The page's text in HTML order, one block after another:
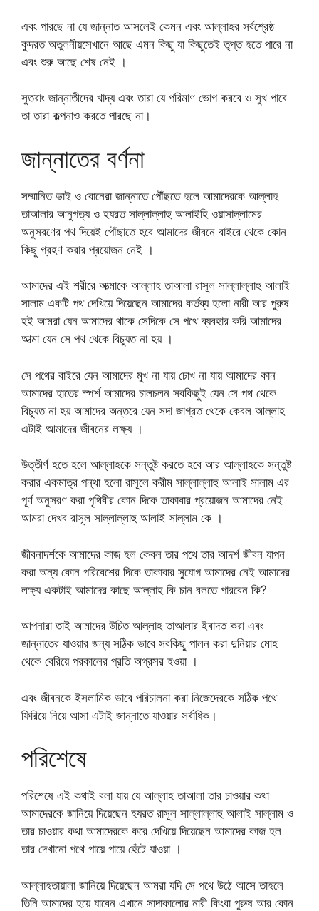
এবং পারছে না যে জান্নাত আসলেই কেমন এবং আল্লাহর সর্বশ্রেষ্ঠ
কুদরত অতুলনীয়সেখানে আছে এমন কিছু যা কিছুতেই তৃপ্ত হতে পারে না
এবং শুরু আছে শেষ নেই ।
সুতরাং জান্নাতীদের খাদ্য এবং তারা যে পরিমাণ ভোগ করবে ও সুখ পাবে
তা তারা কল্পনাও করতে পারছে না।
জান্নাতের বর্ণনা
সম্মানিত ভাই ও বোনেরা জান্নাতে পৌঁছতে হলে আমাদেরকে আল্লাহ
তাআলার আনুগত্য ও হযরত সাল্লাল্লাহু আলাইহি ওয়াসাল্লামের
অনুসরণের পথ দিয়েই পৌঁছাতে হবে আমাদের জীবনে বাইরে থেকে কোন
কিছু গ্রহণ করার প্রয়োজন নেই ।
আমাদের এই শরীরে আত্মাকে আল্লাহ তাআলা রাসূল সাল্লাল্লাহু আলাই
সালাম একটি পথ দেখিয়ে দিয়েছেন আমাদের কর্তব্য হলো নারী আর পুরুষ
হই আমরা যেন আমাদের থাকে সেদিকে সে পথে ব্যবহার করি আমাদের
আত্মা যেন সে পথ থেকে বিচ্যুত না হয় ।
সে পথের বাইরে যেন আমাদের মুখ না যায় চোখ না যায় আমাদের কান
আমাদের হাতের স্পর্শ আমাদের চালচলন সবকিছুই যেন সে পথ থেকে
বিচ্যুত না হয় আমাদের অন্তরে যেন সদা জাগ্রত থেকে কেবল আল্লাহ
এটাই আমাদের জীবনের লক্ষ্য ।
উত্তীর্ণ হতে হলে আল্লাহকে সন্তুষ্ট করতে হবে আর আল্লাহকে সন্তুষ্ট
করার একমাত্র পন্থা হলো রাসূলে করীম সাল্লাল্লাহু আলাই সালাম এর
পূর্ণ অনুসরণ করা পৃথিবীর কোন দিকে তাকাবার প্রয়োজন আমাদের নেই
আমরা দেখব রাসূল সাল্লাল্লাহু আলাই সাল্লাম কে ।
জীবনাদর্শকে আমাদের কাজ হল কেবল তার পথে তার আদর্শ জীবন যাপন
করা অন্য কোন পরিবেশের দিকে তাকাবার সুযোগ আমাদের নেই আমাদের
লক্ষ্য একটাই আমাদের কাছে আল্লাহ কি চান বলতে পারবেন কি?
আপনারা তাই আমাদের উচিত আল্লাহ তাআলার ইবাদত করা এবং
জান্নাতের যাওয়ার জন্য সঠিক ভাবে সবকিছু পালন করা দুনিয়ার মোহ
থেকে বেরিয়ে পরকালের প্রতি অগ্রসর হওয়া ।
এবং জীবনকে ইসলামিক ভাবে পরিচালনা করা নিজেদেরকে সঠিক পথে
ফিরিয়ে নিয়ে আসা এটাই জান্নাতে যাওয়ার সর্বাধিক।
পরিশেষে
পরিশেষে এই কথাই বলা যায় যে আল্লাহ তাআলা তার চাওয়ার কথা
আমাদেরকে জানিয়ে দিয়েছেন হযরত রাসূল সাল্লাল্লাহু আলাই সাল্লাম ও
তার চাওয়ার কথা আমাদেরকে করে দেখিয়ে দিয়েছেন আমাদের কাজ হল
তার দেখানো পথে পায়ে পায়ে হেঁটে যাওয়া ।
আল্লাহতায়ালা জানিয়ে দিয়েছেন আমরা যদি সে পথে উঠে আসে তাহলে
তিনি আমাদের হয়ে যাবেন এখানে সাদাকালোর নারী কিংবা পুরুষ আর কোন